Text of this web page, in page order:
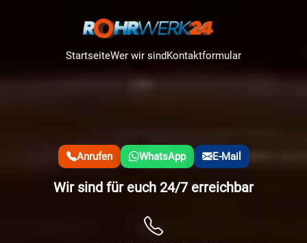
StartseiteWer wir sindKontaktformular
Anrufen WhatsApp E-Mail
Wir sind für euch 24/7 erreichbar